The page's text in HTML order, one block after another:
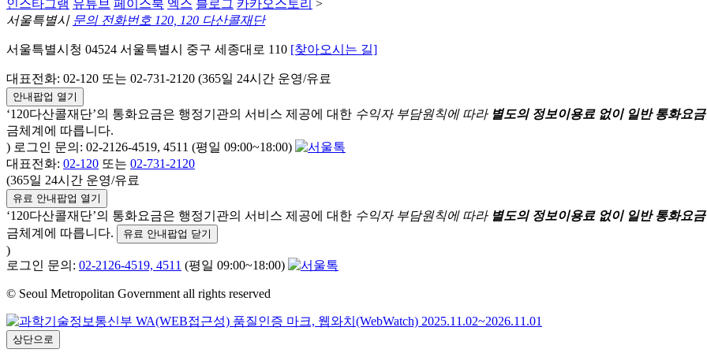
인스타그램 유튜브 페이스북 엑스 블로그 카카오스토리 >
서울특별시 문의 전화번호 120, 120 다산콜재단
서울특별시청 04524 서울특별시 중구 세종대로 110 [찾아오시는 길]
대표전화: 02-120 또는 02-731-2120 (365일 24시간 운영/유료
안내팝업 열기
‘120다산콜재단’의 통화요금은 행정기관의 서비스 제공에 대한 수익자 부담원칙에 따라 별도의 정보이용료 없이 일반 통화요
금체계에 따릅니다.
) 로그인 문의: 02-2126-4519, 4511 (평일 09:00~18:00)
대표전화: 02-120 또는 02-731-2120
(365일 24시간 운영/유료
유료 안내팝업 열기
‘120다산콜재단’의 통화요금은 행정기관의 서비스 제공에 대한 수익자 부담원칙에 따라 별도의 정보이용료 없이 일반 통화요
금체계에 따릅니다.
유료 안내팝업 닫기
)
로그인 문의: 02-2126-4519, 4511 (평일 09:00~18:00)
© Seoul Metropolitan Government all rights reserved
상단으로